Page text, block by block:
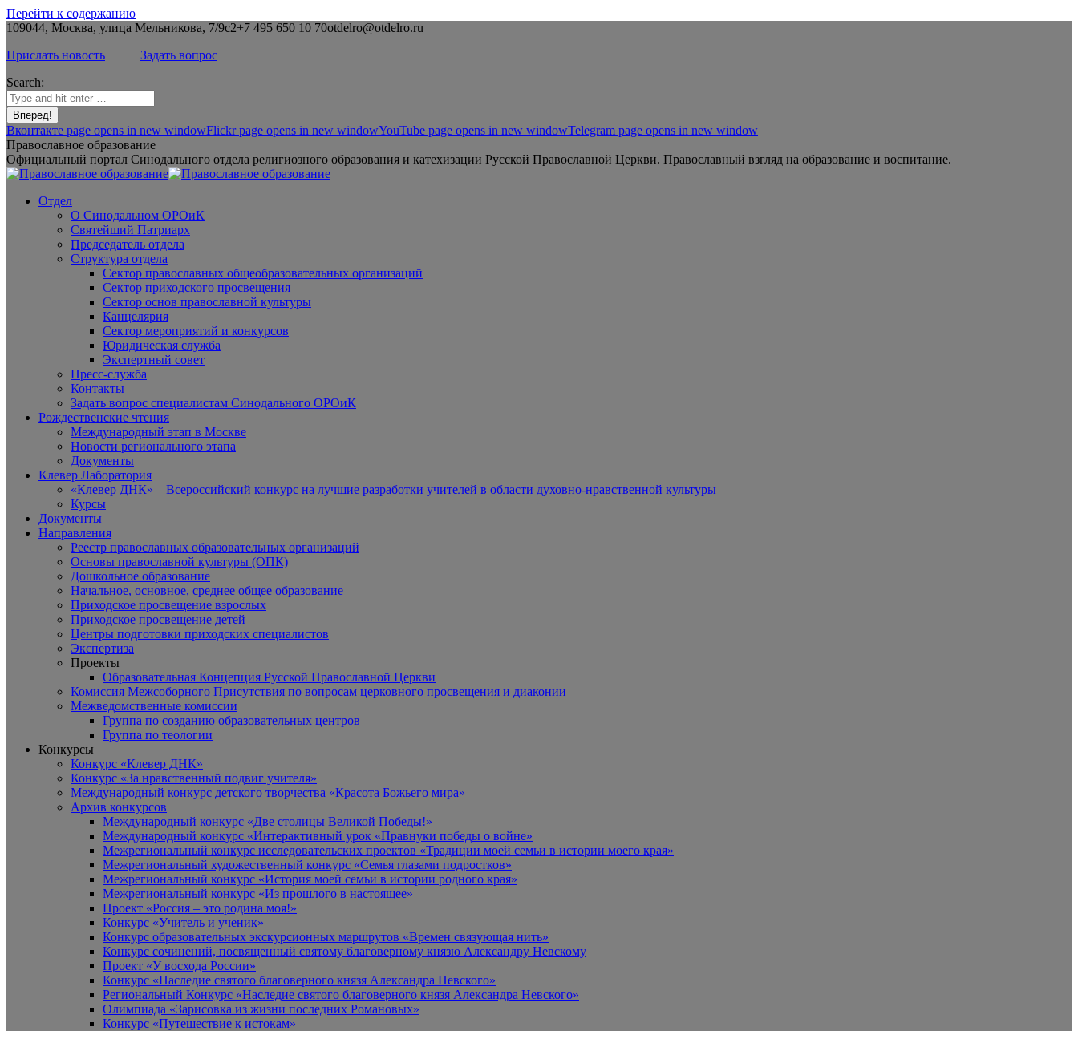
Перейти к содержанию
109044, Москва, улица Мельникова, 7/9с2+7 495 650 10 70otdelro@otdelro.ru
Прислать новость
Задать вопрос
Search:
Вконтакте page opens in new windowFlickr page opens in new windowYouTube page opens in new windowTelegram page opens in new window
Православное образование
Официальный портал Синодального отдела религиозного образования и катехизации Русской Православной Церкви. Православный взгляд на образование и воспитание.
Отдел
О Синодальном ОРОиК
Святейший Патриарх
Председатель отдела
Структура отдела
Сектор православных общеобразовательных организаций
Сектор приходского просвещения
Сектор основ православной культуры
Канцелярия
Сектор мероприятий и конкурсов
Юридическая служба
Экспертный совет
Пресс-служба
Контакты
Задать вопрос специалистам Синодального ОРОиК
Рождественские чтения
Международный этап в Москве
Новости регионального этапа
Документы
Клевер Лаборатория
«Клевер ДНК» – Всероссийский конкурс на лучшие разработки учителей в области духовно-нравственной культуры
Курсы
Документы
Направления
Реестр православных образовательных организаций
Основы православной культуры (ОПК)
Дошкольное образование
Начальное, основное, среднее общее образование
Приходское просвещение взрослых
Приходское просвещение детей
Центры подготовки приходских специалистов
Экспертиза
Проекты
Образовательная Концепция Русской Православной Церкви
Комиссия Межсоборного Присутствия по вопросам церковного просвещения и диаконии
Межведомственные комиссии
Группа по созданию образовательных центров
Группа по теологии
Конкурсы
Конкурс «Клевер ДНК»
Конкурс «За нравственный подвиг учителя»
Международный конкурс детского творчества «Красота Божьего мира»
Архив конкурсов
Международный конкурс «Две столицы Великой Победы!»
Международный конкурс «Интерактивный урок «Правнуки победы о войне»
Межрегиональный конкурс исследовательских проектов «Традиции моей семьи в истории моего края»
Межрегиональный художественный конкурс «Семья глазами подростков»
Межрегиональный конкурс «История моей семьи в истории родного края»
Межрегиональный конкурс «Из прошлого в настоящее»
Проект «Россия – это родина моя!»
Конкурс «Учитель и ученик»
Конкурс образовательных экскурсионных маршрутов «Времен связующая нить»
Конкурс сочинений, посвященный святому благоверному князю Александру Невскому
Проект «У восхода России»
Конкурс «Наследие святого благоверного князя Александра Невского»
Региональный Конкурс «Наследие святого благоверного князя Александра Невского»
Олимпиада «Зарисовка из жизни последних Романовых»
Конкурс «Путешествие к истокам»